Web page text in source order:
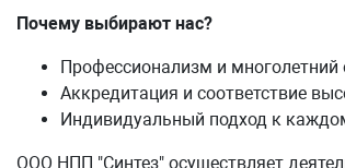
Почему выбирают нас?
Профессионализм и многолетний
Аккредитация и соответствие
Индивидуальный подход к
ООО НПП "Синтез" осуществляет